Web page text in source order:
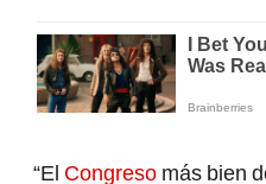
“El Congreso más bien